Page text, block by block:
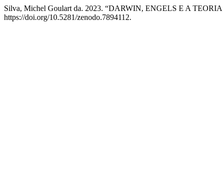
Silva, Michel Goulart da. 2023. “DARWIN, ENGELS E A
https://doi.org/10.5281/zenodo.7894112.